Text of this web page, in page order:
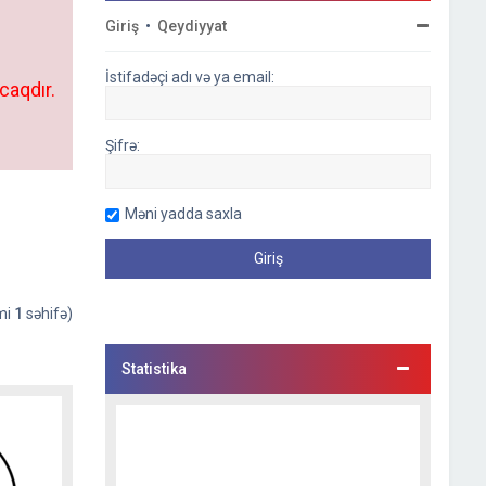
1 səhifə)
Giriş • Qeydiyyat
İstifadəçi adı və ya email:
Şifrə:
Məni yadda saxla
Statistika